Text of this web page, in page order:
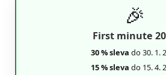
🎉
First minute
30 % sleva do 30. 1.
15 % sleva do 15. 4.